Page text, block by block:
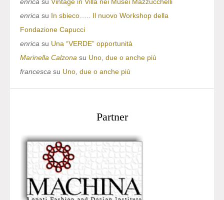
enrica su In sbieco….. Il nuovo Workshop della
Fondazione Capucci
enrica su Una “VERDE” opportunità
Marinella Calzona su Uno, due o anche più
francesca su Uno, due o anche più
Partner